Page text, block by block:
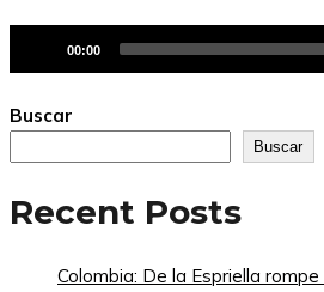
00:00
Buscar
Buscar
Recent Posts
Colombia: De la Espriella